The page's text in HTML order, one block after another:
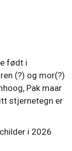
født i
(?) og mor(?)
Pak maar
stjernetegn er